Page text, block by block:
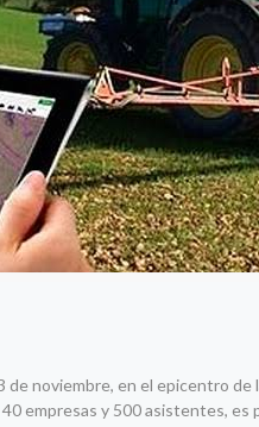
noviembre, en el epicentro de
40 empresas y 500 asistentes,